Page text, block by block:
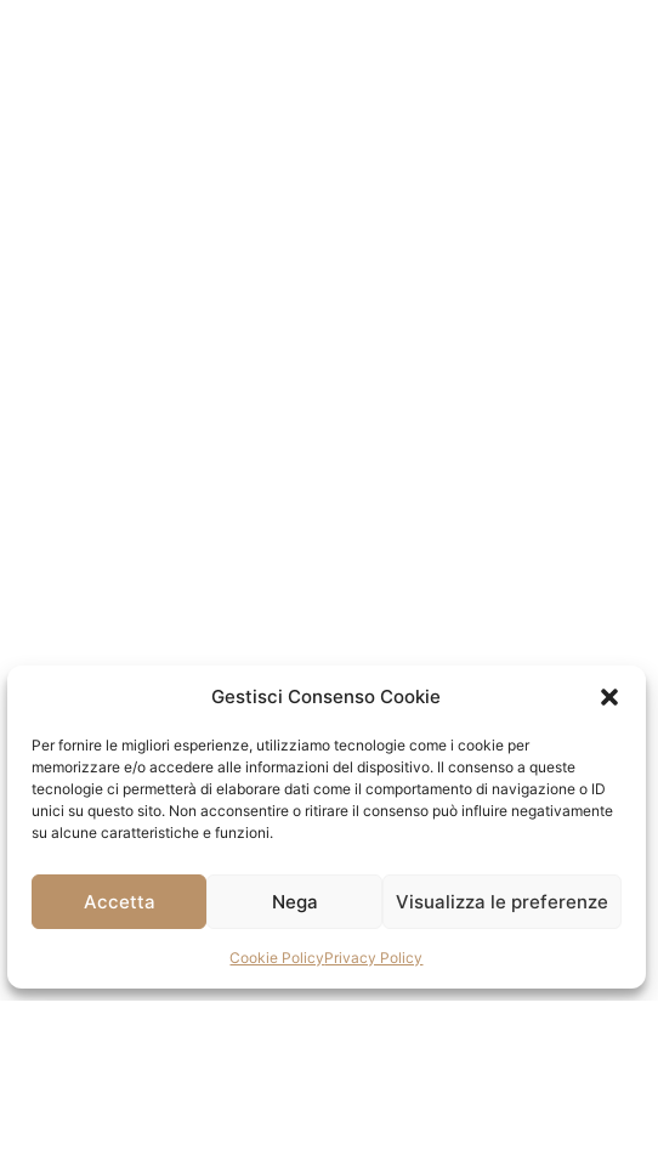
Gestisci Consenso Cookie
Per fornire le migliori esperienze, utilizziamo tecnologie come i cookie per
memorizzare e/o accedere alle informazioni del dispositivo. Il consenso a queste
tecnologie ci permetterà di elaborare dati come il comportamento di navigazione o ID
unici su questo sito. Non acconsentire o ritirare il consenso può influire negativamente
su alcune caratteristiche e funzioni.
Accetta Nega Visualizza le preferenze
Cookie PolicyPrivacy Policy